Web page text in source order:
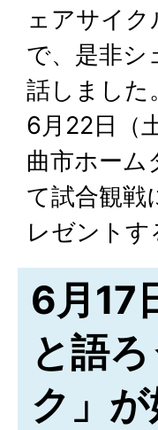
ェアサイ
で、是非シ
話しました。
6月22日（
曲市ホー
て試合観戦
レゼント
6月17
と語
ク」